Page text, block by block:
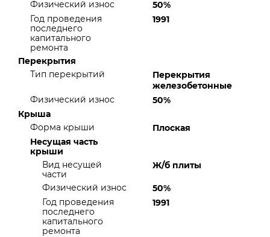
Физический износ
50%
Год проведения
последнего
капитального
ремонта
1991
Перекрытия
Тип перекрытий
Перекрытия
железобетонные
Физический износ
50%
Крыша
Форма крыши
Плоская
Несущая часть
крыши
Вид несущей
части
Ж/б плиты
Физический износ
50%
Год проведения
последнего
капитального
ремонта
1991